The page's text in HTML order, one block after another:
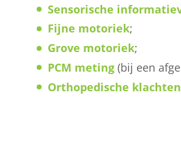
Sensorische
Fijne motoriek;
Grove motoriek;
PCM meting (bij een
Orthopedische